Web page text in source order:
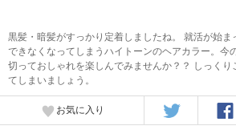
黒髪・暗髪がすっかり定着しましたね。 就活が始ま
できなくなってしまうハイトーンのヘアカラー。今
切っておしゃれを楽しんでみませんか？？ しっくり
てしまいましょう。
お気に入り